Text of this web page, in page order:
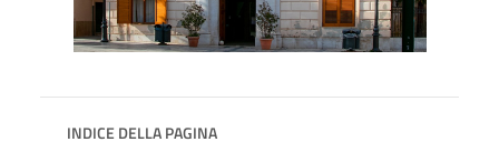
INDICE DELLA PAGINA